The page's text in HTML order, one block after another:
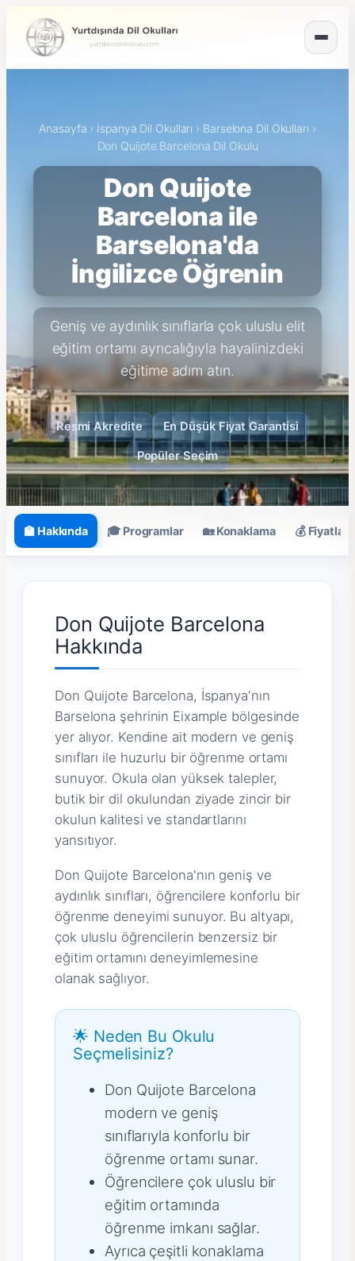
Anasayfa › İspanya Dil Okulları › Barselona Dil Okulları ›
Don Quijote Barcelona Dil Okulu
Don Quijote
Barcelona ile
Barselona'da
İngilizce Öğrenin
Geniş ve aydınlık sınıflarla çok uluslu elit
eğitim ortamı ayrıcalığıyla hayalinizdeki
eğitime adım atın.
Resmi Akredite En Düşük Fiyat Garantisi
Popüler Seçim
🏫 Hakkında 🎓 Programlar 🏡 Konaklama 💰 Fiyatlar
Don Quijote Barcelona
Hakkında
Don Quijote Barcelona, İspanya'nın
Barselona şehrinin Eixample bölgesinde
yer alıyor. Kendine ait modern ve geniş
sınıfları ile huzurlu bir öğrenme ortamı
sunuyor. Okula olan yüksek talepler,
butik bir dil okulundan ziyade zincir bir
okulun kalitesi ve standartlarını
yansıtıyor.
Don Quijote Barcelona'nın geniş ve
aydınlık sınıfları, öğrencilere konforlu bir
öğrenme deneyimi sunuyor. Bu altyapı,
çok uluslu öğrencilerin benzersiz bir
eğitim ortamını deneyimlemesine
olanak sağlıyor.
🌟 Neden Bu Okulu
Seçmelisiniz?
Don Quijote Barcelona
modern ve geniş
sınıflarıyla konforlu bir
öğrenme ortamı sunar.
Öğrencilere çok uluslu bir
eğitim ortamında
öğrenme imkanı sağlar.
Ayrıca çeşitli konaklama